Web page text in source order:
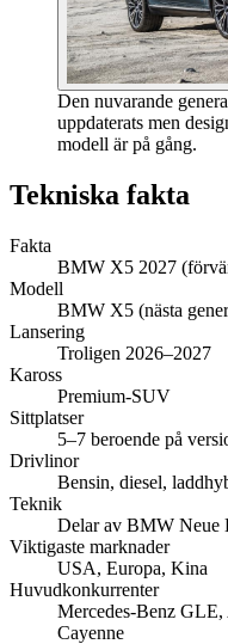
Den nuvarande
uppdaterats men
modell är på gång.
Tekniska fakta
Fakta
BMW X5 2027
Modell
BMW X5 (nästa
Lansering
Troligen 2026–2027
Kaross
Premium-SUV
Sittplatser
5–7 beroende på
Drivlinor
Bensin, diesel,
Teknik
Delar av BMW Neue
Viktigaste marknader
USA, Europa, Kina
Huvudkonkurrenter
Mercedes-Benz
Cayenne